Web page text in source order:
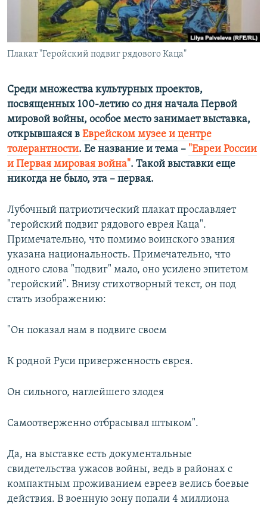
ПОБЕДИТЕЛЕЙ НЕ СУДЯТ?
КРЫМ.НЕПОКОРЕННЫЙ
ELIFBE
ПРИСОЕДИНЯЙТЕСЬ!
Все сайты RFE/RL
Плакат "Геройский подвиг рядового Каца"
Среди множества культурных проектов,
посвященных 100-летию со дня начала Первой
мировой войны, особое место занимает выставка,
открывшаяся в Еврейском музее и центре
толерантности. Ее название и тема – "Евреи России
и Первая мировая война". Такой выставки еще
никогда не было, эта – первая.
Лубочный патриотический плакат прославляет
"геройский подвиг рядового еврея Каца".
Примечательно, что помимо воинского звания
указана национальность. Примечательно, что
одного слова "подвиг" мало, оно усилено эпитетом
"геройский". Внизу стихотворный текст, он под
стать изображению:
"Он показал нам в подвиге своем
К родной Руси приверженность еврея.
Он сильного, наглейшего злодея
Самоотверженно отбрасывал штыком".
Да, на выставке есть документальные
свидетельства ужасов войны, ведь в районах с
компактным проживанием евреев велись боевые
действия. В военную зону попали 4 миллиона